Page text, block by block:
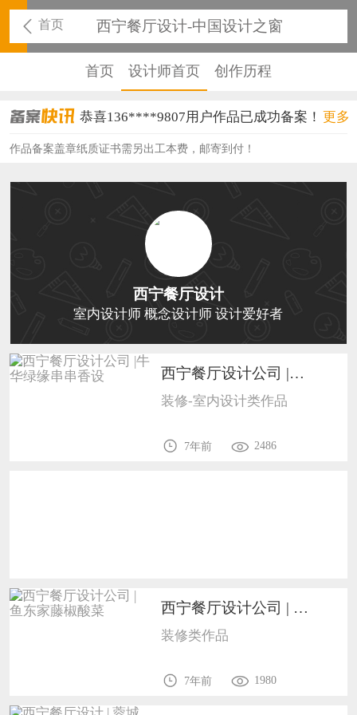
首页 西宁餐厅设计-中国设计之窗
首页 设计师首页 创作历程
恭喜136****9807用户作品已成功备案！
恭喜159****4930用户作品已成功备案！
恭喜150****6483用户作品已成功备案！
恭喜131****2473用户作品已成功备案！
恭喜159****4201用户作品已成功备案！
恭喜133****6466用户作品已成功备案！
恭喜131****1475用户作品已成功备案！
恭喜133****8874用户作品已成功备案！
恭喜138****8638用户作品已成功备案！
恭喜133****9020用户作品已成功备案！
更多
作品备案盖章纸质证书需另出工本费，邮寄到付！
西宁餐厅设计
室内设计师 概念设计师 设计爱好者
西宁餐厅设计公司 |牛华绿缘串串香设1702
装修-室内设计类作品
7年前 2486
西宁餐厅设计公司 | 鱼东家藤椒酸菜7
装修类作品
7年前 1980